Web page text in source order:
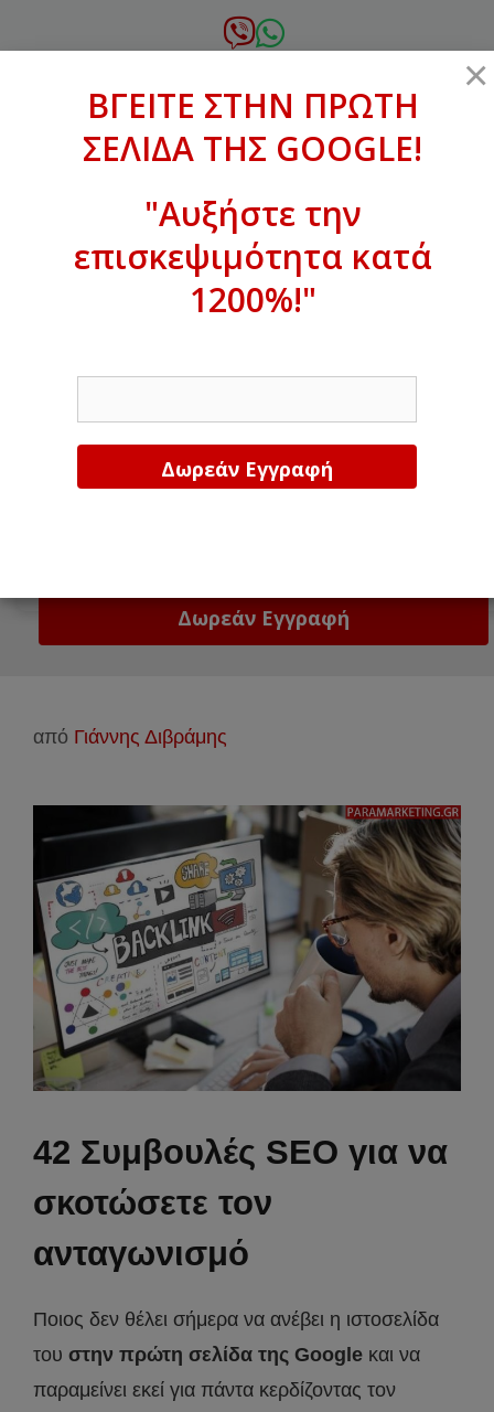
σε
xanthogenous@gmail.com
ΒΓΕΙΤΕ ΣΤΗΝ ΠΡΩΤΗ ΣΕΛΙΔΑ ΤΗΣ
GOOGLE!
από Γιάννης Διβράμης
42 Συμβουλές SEO για να
σκοτώσετε τον
ανταγωνισμό
Ποιος δεν θέλει σήμερα να ανέβει η ιστοσελίδα
του στην πρώτη σελίδα της Google και να
παραμείνει εκεί για πάντα κερδίζοντας τον
×
ΒΓΕΙΤΕ ΣΤΗΝ ΠΡΩΤΗ
ΣΕΛΙΔΑ ΤΗΣ GOOGLE!
"Αυξήστε την
επισκεψιμότητα κατά
1200%!"